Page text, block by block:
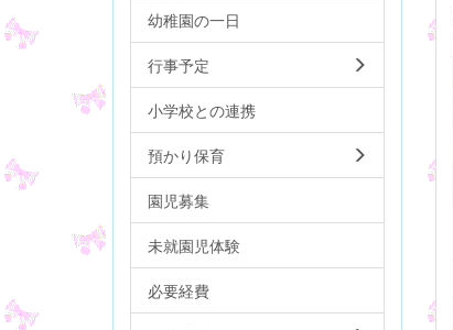
幼稚園の一日
行事予定
小学校との連携
預かり保育
園児募集
未就園児体験
必要経費